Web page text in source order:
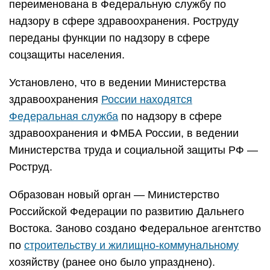
переименована в Федеральную службу по
надзору в сфере здравоохранения. Роструду
переданы функции по надзору в сфере
соцзащиты населения.
Установлено, что в ведении Министерства
здравоохранения России находятся
Федеральная служба по надзору в сфере
здравоохранения и ФМБА России, в ведении
Министерства труда и социальной защиты РФ —
Роструд.
Образован новый орган — Министерство
Российской Федерации по развитию Дальнего
Востока. Заново создано Федеральное агентство
по строительству и жилищно-коммунальному
хозяйству (ранее оно было упразднено).